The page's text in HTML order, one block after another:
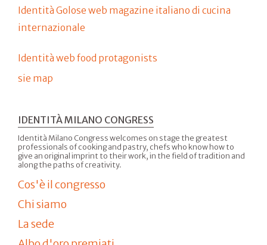
Identità Golose web magazine italiano di cucina
internazionale
Identità web food protagonists
sie map
IDENTITÀ MILANO CONGRESS
Identità Milano Congress welcomes on stage the greatest
professionals of cooking and pastry, chefs who know how to
give an original imprint to their work, in the field of tradition and
along the paths of creativity.
Cos'è il congresso
Chi siamo
La sede